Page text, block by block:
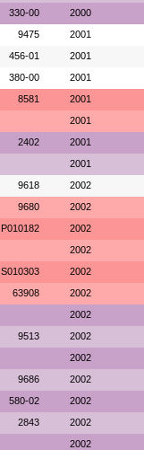
330-00 2000
9475 2001
456-01 2001
380-00 2001
8581 2001
2001
2402 2001
2001
9618 2002
9680 2002
P010182 2002
2002
S010303 2002
63908 2002
2002
9513 2002
2002
9686 2002
580-02 2002
2843 2002
2002